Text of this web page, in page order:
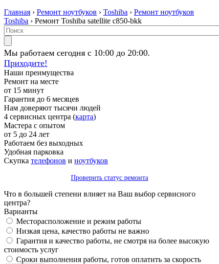
Главная › Ремонт ноутбуков › Toshiba › Ремонт ноутбуков
Toshiba › Ремонт Toshiba satellite c850-bkk
Мы работаем сегодня с 10:00 до 20:00.
Приходите!
Наши преимущества
Ремонт на месте
от 15 минут
Гарантия до 6 месяцев
Нам доверяют тысячи людей
4 сервисных центра (карта)
Мастера с опытом
от 5 до 24 лет
Работаем без выходных
Удобная парковка
Скупка телефонов и ноутбуков
Проверить статус ремонта
Что в большей степени влияет на Ваш выбор сервисного
центра?
Варианты
Месторасположение и режим работы
Низкая цена, качество работы не важно
Гарантия и качество работы, не смотря на более высокую
стоимость услуг
Сроки выполнения работы, готов оплатить за скорость